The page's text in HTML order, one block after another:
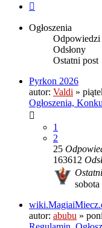
Ogłoszenia
Odpowiedzi
Odsłony
Ostatni post
Pyrkon 2026
autor: Valdi »
Ogłoszenia,
1
2
25
163612
autor: abubu »